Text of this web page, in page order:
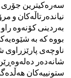
سەرەکیترین جۆری
نیاندەرتاڵەکان
بەردینی کۆنەوە
بووە کە بە
ناوچەی
شانەدەر
ستونییەکان